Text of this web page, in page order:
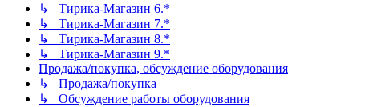
↳ Тирика-Магазин 6.*
↳ Тирика-Магазин 7.*
↳ Тирика-Магазин 8.*
↳ Тирика-Магазин 9.*
Продажа/покупка, обсуждение оборудования
↳ Продажа/покупка
↳ Обсуждение работы оборудования